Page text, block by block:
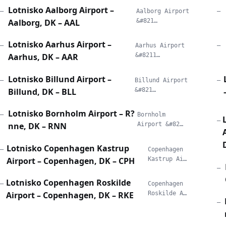
—
Lotnisko Aalborg Airport –
Aalborg, DK – AAL
Aalborg Airport
&#821…
—
Lotnisko Aarhus Airport –
Aarhus, DK – AAR
Aarhus Airport
&#8211…
—
Lotnisko Billund Airport –
Billund, DK – BLL
Billund Airport
&#821…
—
Lotnisko Bornholm Airport – R?
nne, DK – RNN
Bornholm
Airport &#82…
— Lotnisko Copenhagen Kastrup
Airport – Copenhagen, DK – CPH
Copenhagen
Kastrup Ai…
— Lotnisko Copenhagen Roskilde
Airport – Copenhagen, DK – RKE
Copenhagen
Roskilde A…
—
—
—
—
—
—